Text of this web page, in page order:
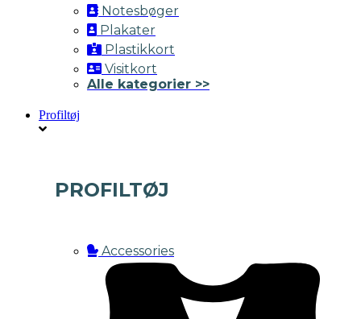
Notesbøger
Plakater
Plastikkort
Visitkort
Alle kategorier >>
Profiltøj
PROFILTØJ
Accessories